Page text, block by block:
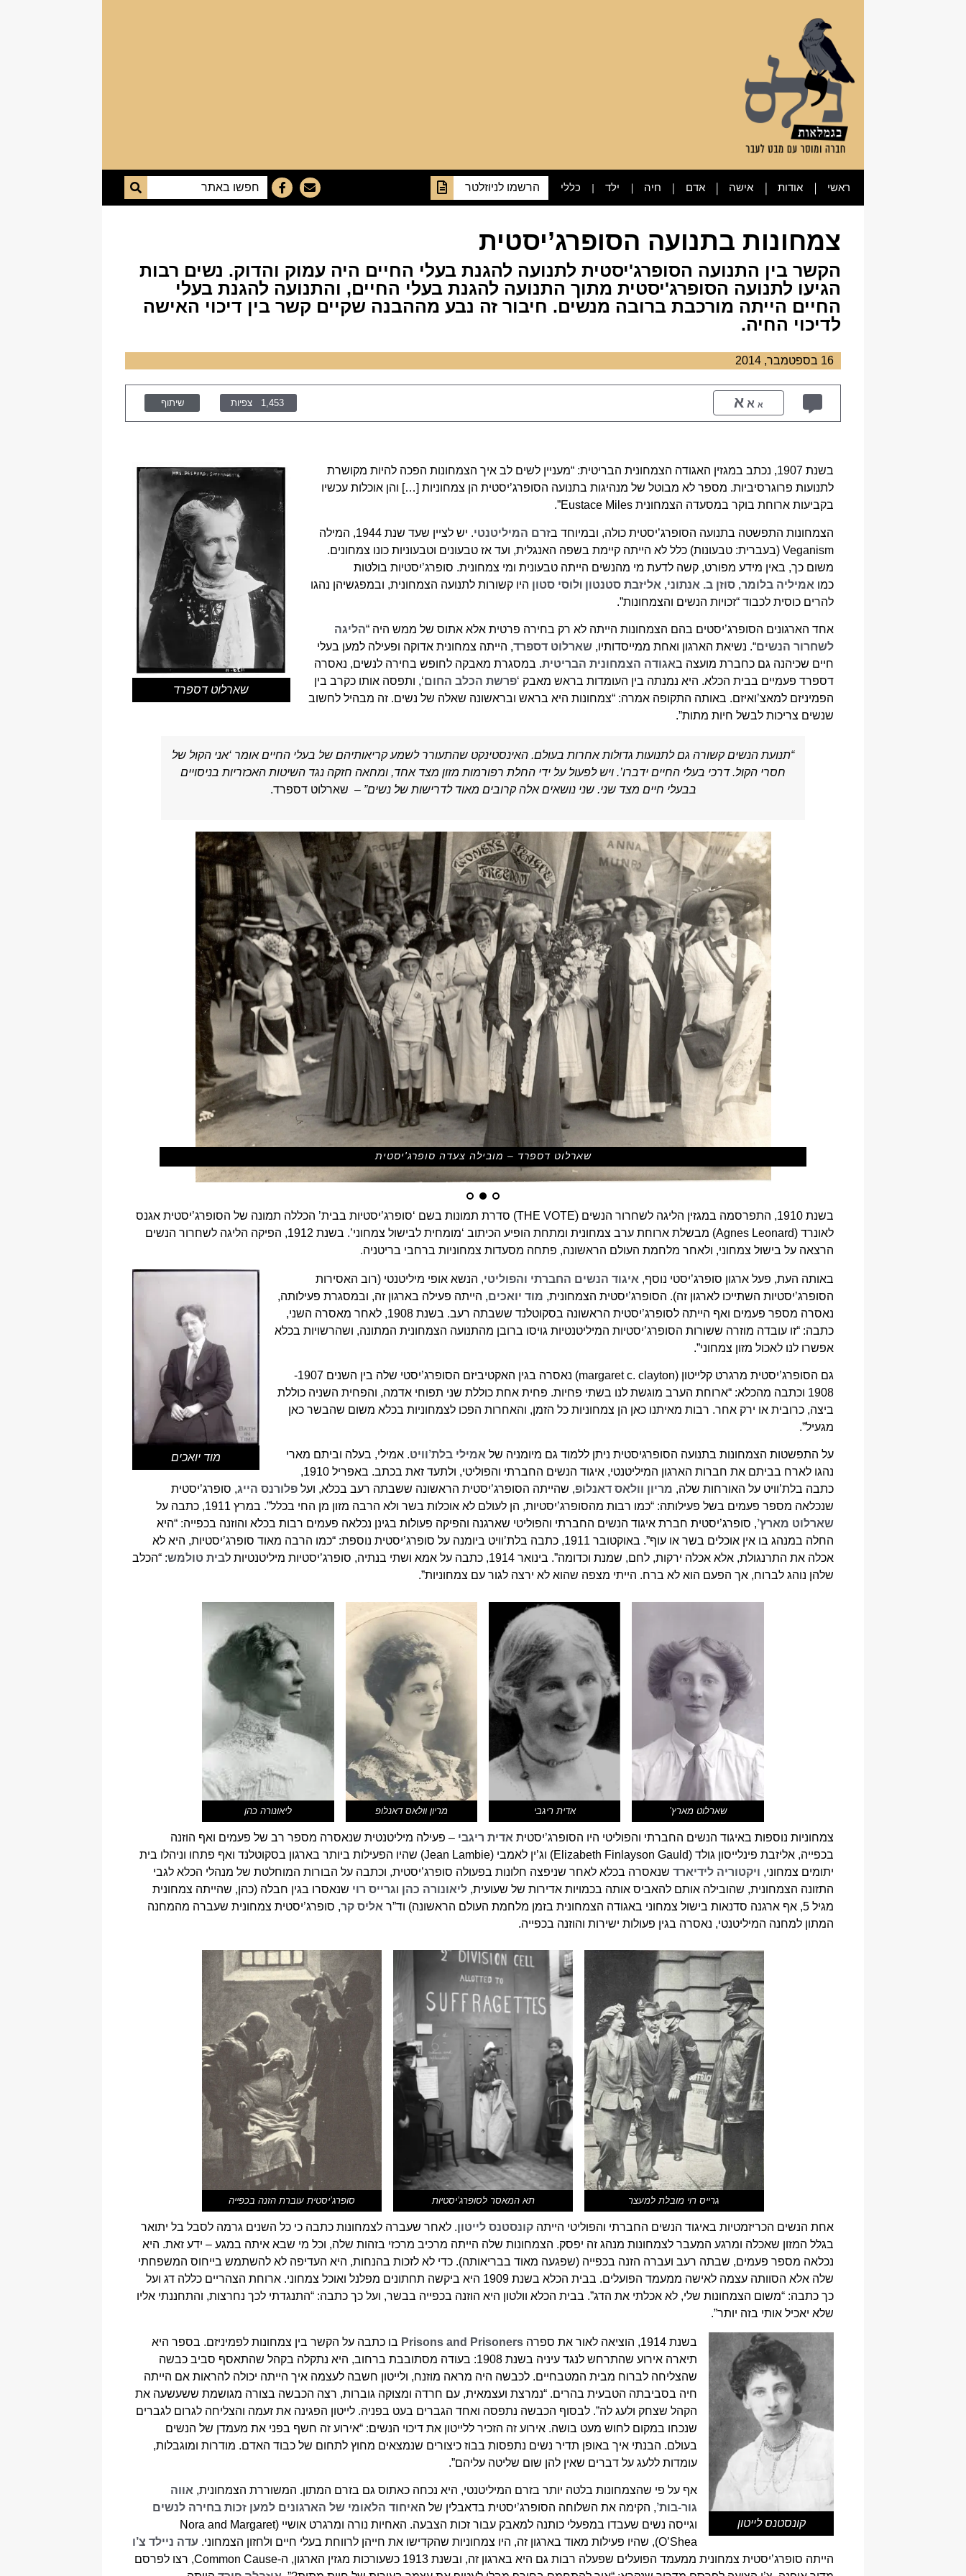
ראשי אודות אישה אדם חיה ילד כללי
צמחונות בתנועה הסופרג’יסטית
הקשר בין התנועה הסופרג'יסטית לתנועה להגנת בעלי החיים היה עמוק והדוק. נשים רבות
הגיעו לתנועה הסופרג'יסטית מתוך התנועה להגנת בעלי החיים, והתנועה להגנת בעלי
החיים הייתה מורכבת ברובה מנשים. חיבור זה נבע מההבנה שקיים קשר בין דיכוי האישה
לדיכוי החיה.
16 בספטמבר, 2014
א א א צפיות 1,453 שיתוף
שארלוט דספרד
בשנת 1907, נכתב במגזין האגודה הצמחונית הבריטית: “מעניין לשים לב איך הצמחונות הפכה להיות מקושרת
לתנועות פרוגרסיביות. מספר לא מבוטל של מנהיגות בתנועה הסופרג’יסטית הן צמחוניות […] והן אוכלות עכשיו
בקביעות ארוחת בוקר במסעדה הצמחונית Eustace Miles”.
הצמחונות התפשטה בתנועה הסופרג’יסטית כולה, ובמיוחד בזרם המיליטנטי
. יש לציין שעד שנת 1944, המילה
Veganism (בעברית: טבעונות) כלל לא הייתה קיימת בשפה האנגלית, ועד אז טבעונים וטבעוניות כונו צמחונים.
משום כך, באין מידע מפורט, קשה לדעת מי מהנשים הייתה טבעונית ומי צמחונית. סופרג’יסטיות בולטות
כמו אמיליה בלומר, סוזן ב. אנתוני, אליזבת סטנטון ולוסי סטון היו קשורות לתנועה הצמחונית, ובמפגשיהן נהגו
להרים כוסית לכבוד “זכויות הנשים והצמחונות”.
אחד הארגונים הסופרג’יסטים בהם הצמחונות הייתה לא רק בחירה פרטית אלא אתוס של ממש היה “הליגה
לשחרור הנשים“. נשיאת הארגון ואחת ממייסדותיו, שארלוט דספרד, הייתה צמחונית אדוקה ופעילה למען בעלי
חיים שכיהנה גם כחברת מועצה באגודה הצמחונית הבריטית. במסגרת מאבקה לחופש בחירה לנשים, נאסרה
דספרד פעמיים בבית הכלא. היא נמנתה בין העומדות בראש מאבק ‘פרשת הכלב החום‘, ותפסה אותו כקרב בין
הפמיניזם למאצ’ואיזם. באותה התקופה אמרה: “צמחונות היא בראש ובראשונה שאלה של נשים. זה מבהיל לחשוב
שנשים צריכות לבשל חיות מתות”.
“תנועת הנשים קשורה גם לתנועות גדולות אחרות בעולם. האינסטינקט שהתעורר לשמע קריאותיהם של בעלי החיים אומר ‘אני הקול של
חסרי הקול. דרכי בעלי החיים ידברו’. ויש לפעול על ידי החלת רפורמות מזון מצד אחד, ומחאה חזקה נגד השיטות האכזריות בניסויים
בבעלי חיים מצד שני. שני נושאים אלה קרובים מאוד לדרישות של נשים” – שארלוט דספרד.
שארלוט דספרד – מובילה צעדה סופרג'יסטית
בשנת 1910, התפרסמה במגזין הליגה לשחרור הנשים (THE VOTEׂ) סדרת תמונות בשם ‘סופרג’יסטיות בבית’ הכללה תמונה של הסופרג’יסטית אגנס
לאונרד (Agnes Leonard) מבשלת ארוחת ערב צמחונית ומתחת הופיע הכיתוב ‘מומחית לבישול צמחוני’. בשנת 1912, הפיקה הליגה לשחרור הנשים
הרצאה על בישול צמחוני, ולאחר מלחמת העולם הראשונה, פתחה מסעדות צמחוניות ברחבי בריטניה.
מוד יואכים
באותה העת, פעל ארגון סופרג’יסטי נוסף, איגוד הנשים החברתי והפוליטי, הנשא אופי מיליטנטי (רוב האסירות
הסופרג’יסטיות השתייכו לארגון זה). הסופרג’יסטית הצמחונית, מוד יואכים, הייתה פעילה בארגון זה, ובמסגרת פעילותה,
נאסרה מספר פעמים ואף הייתה לסופרג’יסטית הראשונה בסקוטלנד ששבתה רעב. בשנת 1908, לאחר מאסרה השני,
כתבה: “זו עובדה מוזרה ששורות הסופרג’יסטיות המיליטנטיות גויסו ברובן מהתנועה הצמחונית המתונה, ושהרשויות בכלא
אפשרו לנו לאכול מזון צמחוני”.
גם הסופרג’יסטית מרגרט קלייטון (margaret c. clayton) נאסרה בגין האקטיביזם הסופרג’יסטי שלה בין השנים 1907-
1908 וכתבה מהכלא: “ארוחת הערב מוגשת לנו בשתי פחיות. פחית אחת כוללת שני תפוחי אדמה, והפחית השניה כוללת
ביצה, כרובית או ירק אחר. רבות מאיתנו כאן הן צמחוניות כל הזמן, והאחרות הפכו לצמחוניות בכלא משום שהבשר כאן
מגעיל”.
על התפשטות הצמחונות בתנועה הסופרגיסטית ניתן ללמוד גם מיומניה של אמילי בלת’וויט. אמילי, בעלה וביתם מארי
נהגו לארח בביתם את חברות הארגון המיליטנטי, איגוד הנשים החברתי והפוליטי, ולתעד זאת בכתב. באפריל 1910,
כתבה בלת’וויט על האורחות שלה, מריון וולאס דאנלופ, שהייתה הסופרג’יסטית הראשונה ששבתה רעב בכלא, ועל פלורנס הייג, סופרג’יסטית
שנכלאה מספר פעמים בשל פעילותה: “כמו רבות מהסופרג’יסטיות, הן לעולם לא אוכלות בשר ולא הרבה מזון מן החי בכלל”. במרץ 1911, כתבה על
שארלוט מארץ’, סופרג’יסטית חברת איגוד הנשים החברתי והפוליטי שארגנה והפיקה פעולות בגינן נכלאה פעמים רבות בכלא והוזנה בכפייה: “היא
החלה במנהג בו אין אוכלים בשר או עוף”. באוקטובר 1911, כתבה בלת’וויט ביומנה על סופרג’יסטית נוספת: “כמו הרבה מאוד סופרג’יסטיות, היא לא
אכלה את התרנגולת, אלא אכלה ירקות, לחם, שמנת וכדומה”. בינואר 1914, כתבה על אמא ושתי בנתיה, סופרג’יסטיות מיליטנטיות ל
בית טולמש: “הכלב
שלהן נוהג לברוח, אך הפעם הוא לא ברח. הייתי מצפה שהוא לא ירצה לגור עם צמחוניות”.
שארלוט מארץ’ אדית ריגבי מריון וולאס דאנלופ ליאונורה כהן
צמחוניות נוספות באיגוד הנשים החברתי והפוליטי היו הסופרג’יסטית אדית ריגבי – פעילה מיליטנטית שנאסרה מספר רב של פעמים ואף הוזנה
בכפייה, אליזבת פינלייסון גולד (Elizabeth Finlayson Gauld) וג’ין לאמבי (Jean Lambie) שהיו הפעילות ביותר בארגון בסקוטלנד ואף פתחו וניהלו בית
יתומים צמחוני, ויקטוריה לידיארדשנאסרה בכלא לאחר שניפצה חלונות בפעולה סופרג’יסטית, וכתבה על הבורות המוחלטת של מנהלי הכלא לגבי
התזונה הצמחונית, שהובילה אותם להאביס אותה בכמויות אדירות של שעועית, ליאונורה כהן וגרייס רוי שנאסרו בגין חבלה (כהן, שהייתה צמחונית
מגיל 5, אף ארגנה סדנאות בישול צמחוני באגודה הצמחונית בזמן מלחמת העולם הראשונה) וד”ר
אליס קר, סופרג’יסטית צמחונית שעברה מהמחנה
המתון למחנה המיליטנטי, נאסרה בגין פעולות ישירות והוזנה בכפייה.
גרייס רוי מובלת למעצר תא המאסר לסופרג’יסטיות סופרג’יסטית עוברת הזנה בכפייה
אחת הנשים הכריזמטיות באיגוד הנשים החברתי והפוליטי הייתה קונסטנס לייטון. לאחר שעברה לצמחונות כתבה כי כל השנים גרמה לסבל בל יתואר
בגלל המזון שאכלה ומרגע המעבר לצמחונות מנהג זה יפסק. הצמחונות שלה הייתה מרכיב מרכזי בזהות שלה, וכל מי שבא איתה במגע – ידע זאת. היא
נכלאה מספר פעמים, שבתה רעב ועברה הזנה בכפייה (שפגעה מאוד בבריאותה). כדי לא לזכות בהנחות, היא העדיפה לא להשתמש בייחוס המשפחתי
שלה אלא הסוותה עצמה לאישה ממעמד הפועלים. בבית הכלא בשנת 1909 היא ביקשה תחתונים מפלנל ואוכל צמחוני. ארוחת הצהריים כללה דג ועל
כך כתבה: “משום הצמחונות שלי, לא אכלתי את הדג”. בבית הכלא וולטון היא הוזנה בכפייה בבשר, ועל כך כתבה: “התנגדתי לכך נחרצות, והתחננתי אליו
שלא יאכיל אותי בזה יותר”.
קונסטנס לייטון
בשנת 1914, הוציאה לאור את ספרה Prisons and Prisoners בו כתבה על הקשר בין צמחונות לפמיניזם. בספר היא
תיארה אירוע שהתרחש לנגד עיניה בשנת 1908: בעודה מסתובבת ברחוב, היא נתקלה בקהל שהתאסף סביב כבשה
שהצליחה לברוח מבית המטבחיים. לכבשה היה מראה מוזנח, ולייטון חשבה לעצמה איך הייתה יכולה להראות אם הייתה
חיה בסביבתה הטבעית בהרים. “נמרצת ועצמאית, עם חרדה ומצוקה גוברות, רצה הכבשה בצורה מגושמת ששעשעה את
הקהל שצחק ולעג לה”. לבסוף הכבשה נתפסה ואחד הגברים בעט בפניה. לייטון הפגינה את זעמה והצליחה לגרום לגברים
שנכחו במקום לחוש מעט בושה. אירוע זה הזכיר ללייטון את דיכוי הנשים: “אירוע זה חשף בפני את מעמדן של הנשים
בעולם. הבנתי איך באופן תדיר נשים נתפסות בבוז כיצורים שנמצאים מחוץ לתחום של כבוד האדם. מודרות ומוגבלות,
עומדות ללעג על דברים שאין להן שום שליטה עליהם”.
אף על פי שהצמחונות בלטה יותר בזרם המיליטנטי, היא נכחה כאתוס גם בזרם המתון. המשוררת הצמחונית, אווה
גור-בות’, הקימה את השלוחה הסופרג’יסטית בדאבלין של האיחוד הלאומי של הארגונים למען זכות בחירה לנשים
וגייסה נשים שעבדו במפעלי כותנה למאבק עבור זכות הצבעה. האחיות נורה ומרגרט אושיי (Nora and Margaret
O’Shea), שהיו פעילות מאוד בארגון זה, היו צמחוניות שהקדישו את חייהן לרווחת בעלי חיים ולחזון הצמחוני.
עדה ניילד צ’ו
הייתה סופרג’יסטית צמחונית ממעמד הפועלים שפעלה רבות גם היא בארגון זה, ובשנת 1913 כשעורכות מגזין הארגון, ה-Common Cause, רצו לפרסם